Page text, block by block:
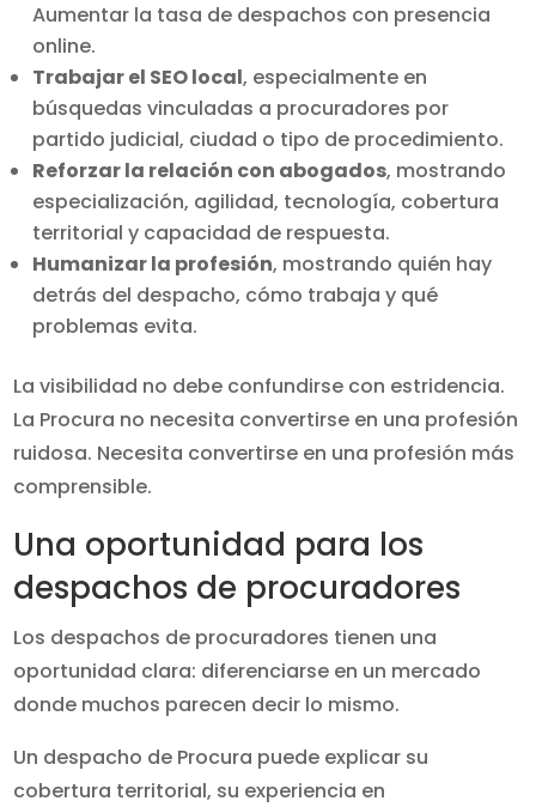
Aumentar la tasa de despachos con presencia
online.
Trabajar el SEO local, especialmente en
búsquedas vinculadas a procuradores por
partido judicial, ciudad o tipo de procedimiento.
Reforzar la relación con abogados, mostrando
especialización, agilidad, tecnología, cobertura
territorial y capacidad de respuesta.
Humanizar la profesión, mostrando quién hay
detrás del despacho, cómo trabaja y qué
problemas evita.
La visibilidad no debe confundirse con estridencia.
La Procura no necesita convertirse en una profesión
ruidosa. Necesita convertirse en una profesión más
comprensible.
Una oportunidad para los
despachos de procuradores
Los despachos de procuradores tienen una
oportunidad clara: diferenciarse en un mercado
donde muchos parecen decir lo mismo.
Un despacho de Procura puede explicar su
cobertura territorial, su experiencia en